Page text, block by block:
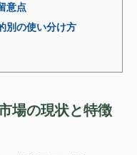
意点
別の使い分け方
場の現状と特徴